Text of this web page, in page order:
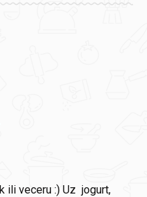
ili veceru :) Uz jogurt,